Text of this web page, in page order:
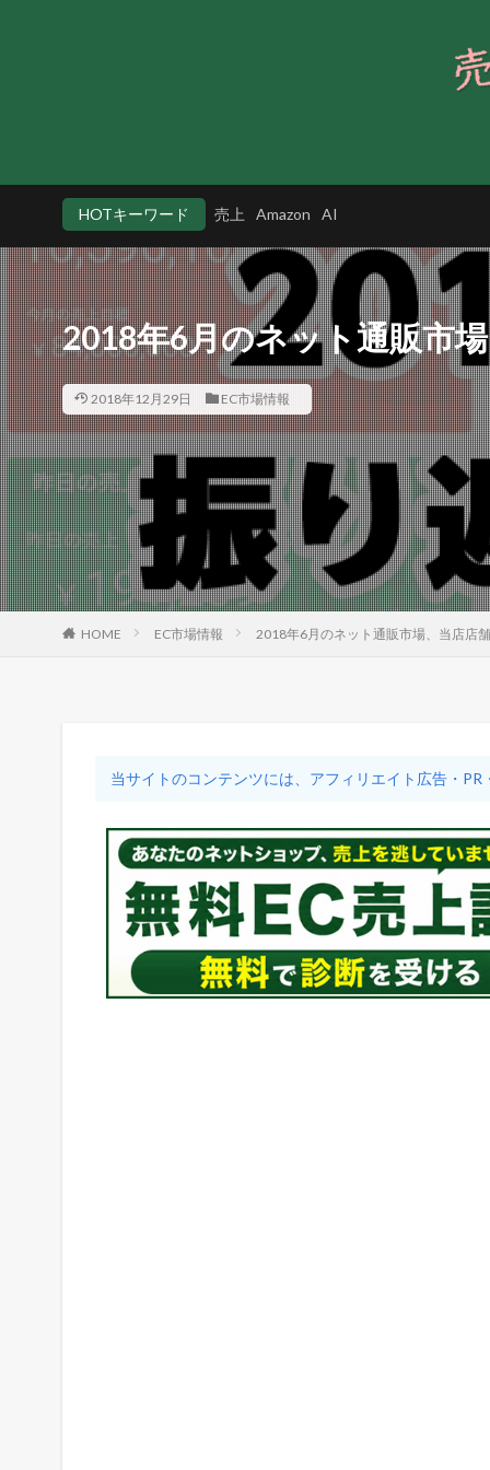
HOTキーワード 売上 Amazon AI
2018年6月のネット通販市
2018年12月29日 EC市場情報
HOME EC市場情報 2018年6月のネット通販市場、当店店
当サイトのコンテンツには、アフィリエイト広告・PR